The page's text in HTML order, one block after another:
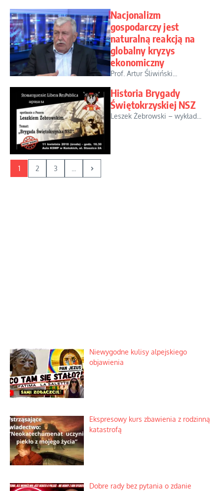
Nacjonalizm
gospodarczy jest
naturalną reakcją na
globalny kryzys
ekonomiczny
Prof. Artur Śliwiński...
Historia Brygady
Świętokrzyskiej NSZ
Leszek Żebrowski – wykład...
1 2 3
Niewygodne kulisy alpejskiego
objawienia
Ekspresowy kurs zbawienia z rodzinną
katastrofą
Dobre rady bez pytania o zdanie